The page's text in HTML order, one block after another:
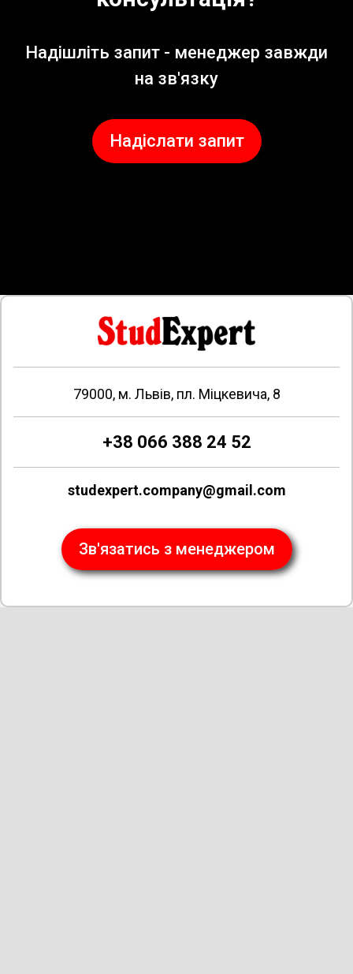
Надішліть запит - менеджер завжди
на зв'язку
Надіслати запит
79000, м. Львів, пл. Міцкевича, 8
+38 066 388 24 52
studexpert.company@gmail.com
Зв'язатись з менеджером